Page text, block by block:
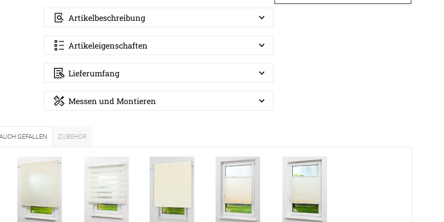
ÜBER UNS
AGB
Impressum
Kontakt
VERSAND
Kostenloser Musterversand
Versandinformation
Vorkasse
Artikelbeschreibung
Artikeleigenschaften
Lieferumfang
Messen und Montieren
GEFALLEN ZUBEHÖR